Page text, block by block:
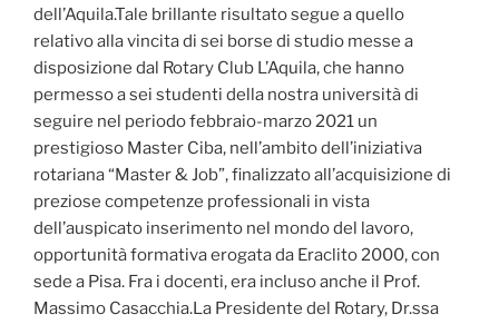
dell’Aquila.Tale brillante risultato segue a quello
relativo alla vincita di sei borse di studio messe a
disposizione dal Rotary Club L’Aquila, che hanno
permesso a sei studenti della nostra università di
seguire nel periodo febbraio-marzo 2021 un
prestigioso Master Ciba, nell’ambito dell’iniziativa
rotariana “Master & Job”, finalizzato all’acquisizione di
preziose competenze professionali in vista
dell’auspicato inserimento nel mondo del lavoro,
opportunità formativa erogata da Eraclito 2000, con
sede a Pisa. Fra i docenti, era incluso anche il Prof.
Massimo Casacchia.La Presidente del Rotary, Dr.ssa